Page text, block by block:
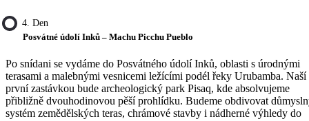
4. Den
Posvátné údolí Inků – Machu Picchu Pueblo
Po snídani se vydáme do Posvátného údolí Inků, oblasti s úrodnými
terasami a malebnými vesnicemi ležícími podél řeky Urubamba. Naší
první zastávkou bude archeologický park Pisaq, kde absolvujeme
přibližně dvouhodinovou pěší prohlídku. Budeme obdivovat
systém zemědělských teras, chrámové stavby i nádherné výhledy do